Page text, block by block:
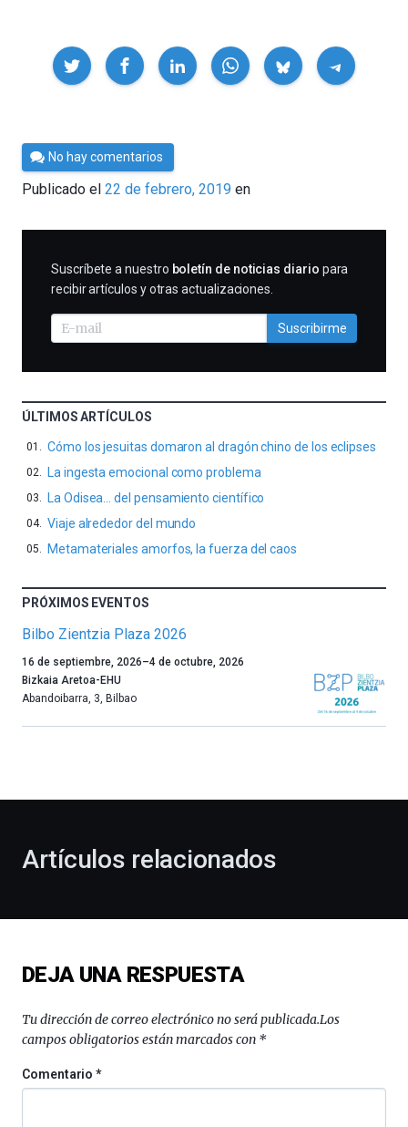
Compartir
Por
César
Tomé
No hay comentarios
Publicado el 22 de febrero, 2019 en
SUSCRIBIRME
Suscríbete a nuestro boletín de noticias diario para
recibir artículos y otras actualizaciones.
Suscribirme
ÚLTIMOS ARTÍCULOS
Cómo los jesuitas domaron al dragón chino de los eclipses
La ingesta emocional como problema
La Odisea… del pensamiento científico
Viaje alrededor del mundo
Metamateriales amorfos, la fuerza del caos
PRÓXIMOS EVENTOS
Bilbo Zientzia Plaza 2026
Un
año
más,
celebración
novena
Bilbo
(BZP),
un
que
16 de septiembre, 2026–4 de octubre, 2026
Bizkaia Aretoa-EHU
Abandoibarra, 3, Bilbao
Artículos relacionados
DEJA UNA RESPUESTA
Tu dirección de correo electrónico no será publicada.Los
campos obligatorios están marcados con *
Comentario*